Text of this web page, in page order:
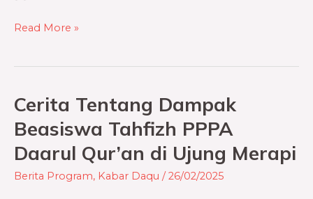
Read More »
Cerita Tentang Dampak
Beasiswa Tahfizh PPPA
Daarul Qur’an di Ujung Merapi
Berita Program, Kabar Daqu /26/02/2025
Cerita
Tentang
Dampak
Beasiswa
Tahfizh